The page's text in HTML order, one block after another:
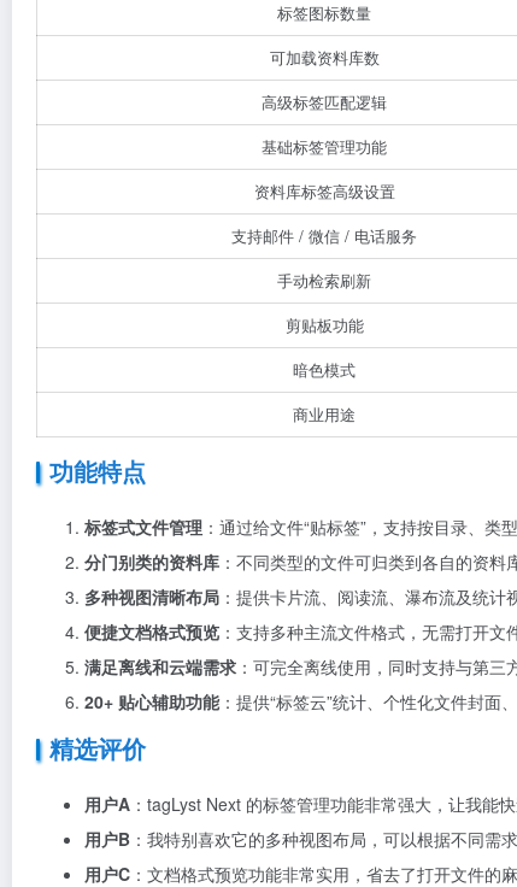
标签图标数量
可加载资料库数
高级标签匹配逻辑
基础标签管理功能
资料库标签高级设置
支持邮件 / 微信 / 电话服务
手动检索刷新
剪贴板功能
暗色模式
商业用途
功能特点
标签式文件管理 ：通过给文件“贴标签”，支持按目录、
分门别类的资料库 ：不同类型的文件可归类到各自的资
多种视图清晰布局 ：提供卡片流、阅读流、瀑布流及统
便捷文档格式预览 ：支持多种主流文件格式，无需打开
满足离线和云端需求 ：可完全离线使用，同时支持与第三
20+ 贴心辅助功能：提供“标签云”统计、个性化文件封面
精选评价
用户A ：tagLyst Next 的标签管理功能非常强大，让我能
用户B ：我特别喜欢它的多种视图布局，可以根据不同需
用户C ：文档格式预览功能非常实用，省去了打开文件的